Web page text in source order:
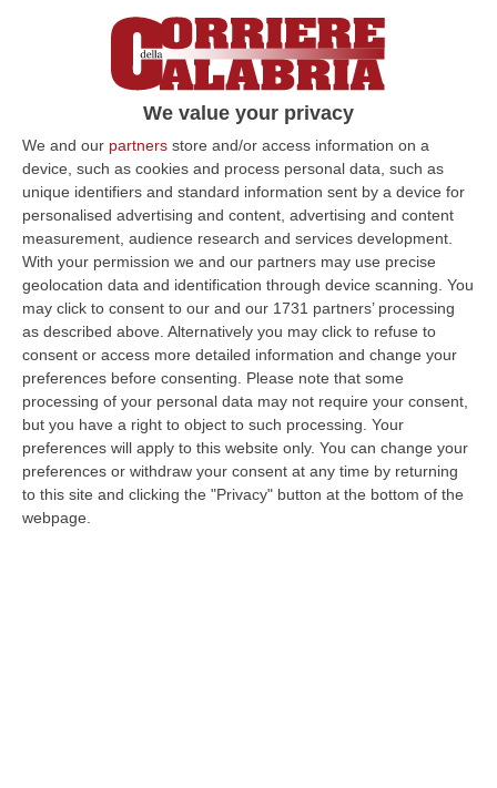
We value your privacy
We and our partners store and/or access information on a
device, such as cookies and process personal data, such as
unique identifiers and standard information sent by a device for
personalised advertising and content, advertising and content
measurement, audience research and services development.
With your permission we and our partners may use precise
geolocation data and identification through device scanning. You
may click to consent to our and our 1731 partners’ processing
as described above. Alternatively you may click to refuse to
consent or access more detailed information and change your
preferences before consenting.
Please note that some
processing of your personal data may not require your consent,
but you have a right to object to such processing. Your
preferences will apply to this website only. You can change your
preferences or withdraw your consent at any time by returning
to this site and clicking the "Privacy" button at the bottom of the
webpage.
Clicca e segui “Corriere della Calabria” su Google News
REGGIO CALABRIAI carabinieri della
compagnia di Roccella Jonica, supportati dai
militari dello Squadrone Eliportato
“Cacciatori Calabria” e del Nucleo Cinofili di
Vibo Valentia, hanno tratto in arresto un
51enne di Gioiosa Jonica in esecuzione di
misura cautelare in carcere emessa dal gip
del Tribunale di Locri. Appostamenti,
pedinamenti, registrazioni video e
intercettazioni telefoniche, hanno
documentato
una fiorente attività di spaccio